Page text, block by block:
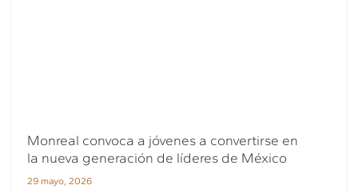
Monreal convoca a jóvenes a convertirse en
la nueva generación de líderes de México
29 mayo, 2026